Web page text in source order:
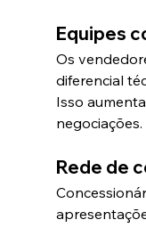
Equipes
Os
diferencial
Isso
negociações.
Rede de